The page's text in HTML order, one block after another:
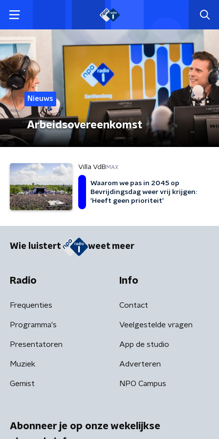
Nieuws
Arbeidsovereenkomst
Villa VdB MAX
Waarom we pas in 2045 op
Bevrijdingsdag weer vrij krijgen:
'Heeft geen prioriteit'
Wie luistert weet meer
Radio
Frequenties
Programma's
Presentatoren
Muziek
Gemist
Info
Contact
Veelgestelde vragen
App de studio
Adverteren
NPO Campus
Abonneer je op onze wekelijkse